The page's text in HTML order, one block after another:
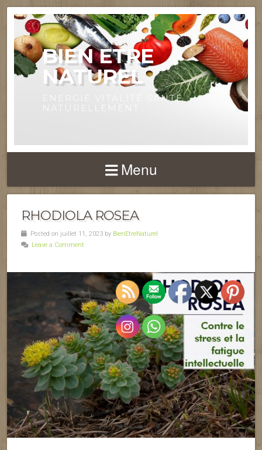
BIEN ETRE
NATUREL
ENERGIE VITALITÉ SANTÉ
Menu
RHODIOLA ROSEA
Posted on juillet 11, 2023 by BienEtreNaturel
Leave a Comment